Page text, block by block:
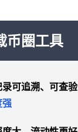
币圈工具
可追溯、可查验
强